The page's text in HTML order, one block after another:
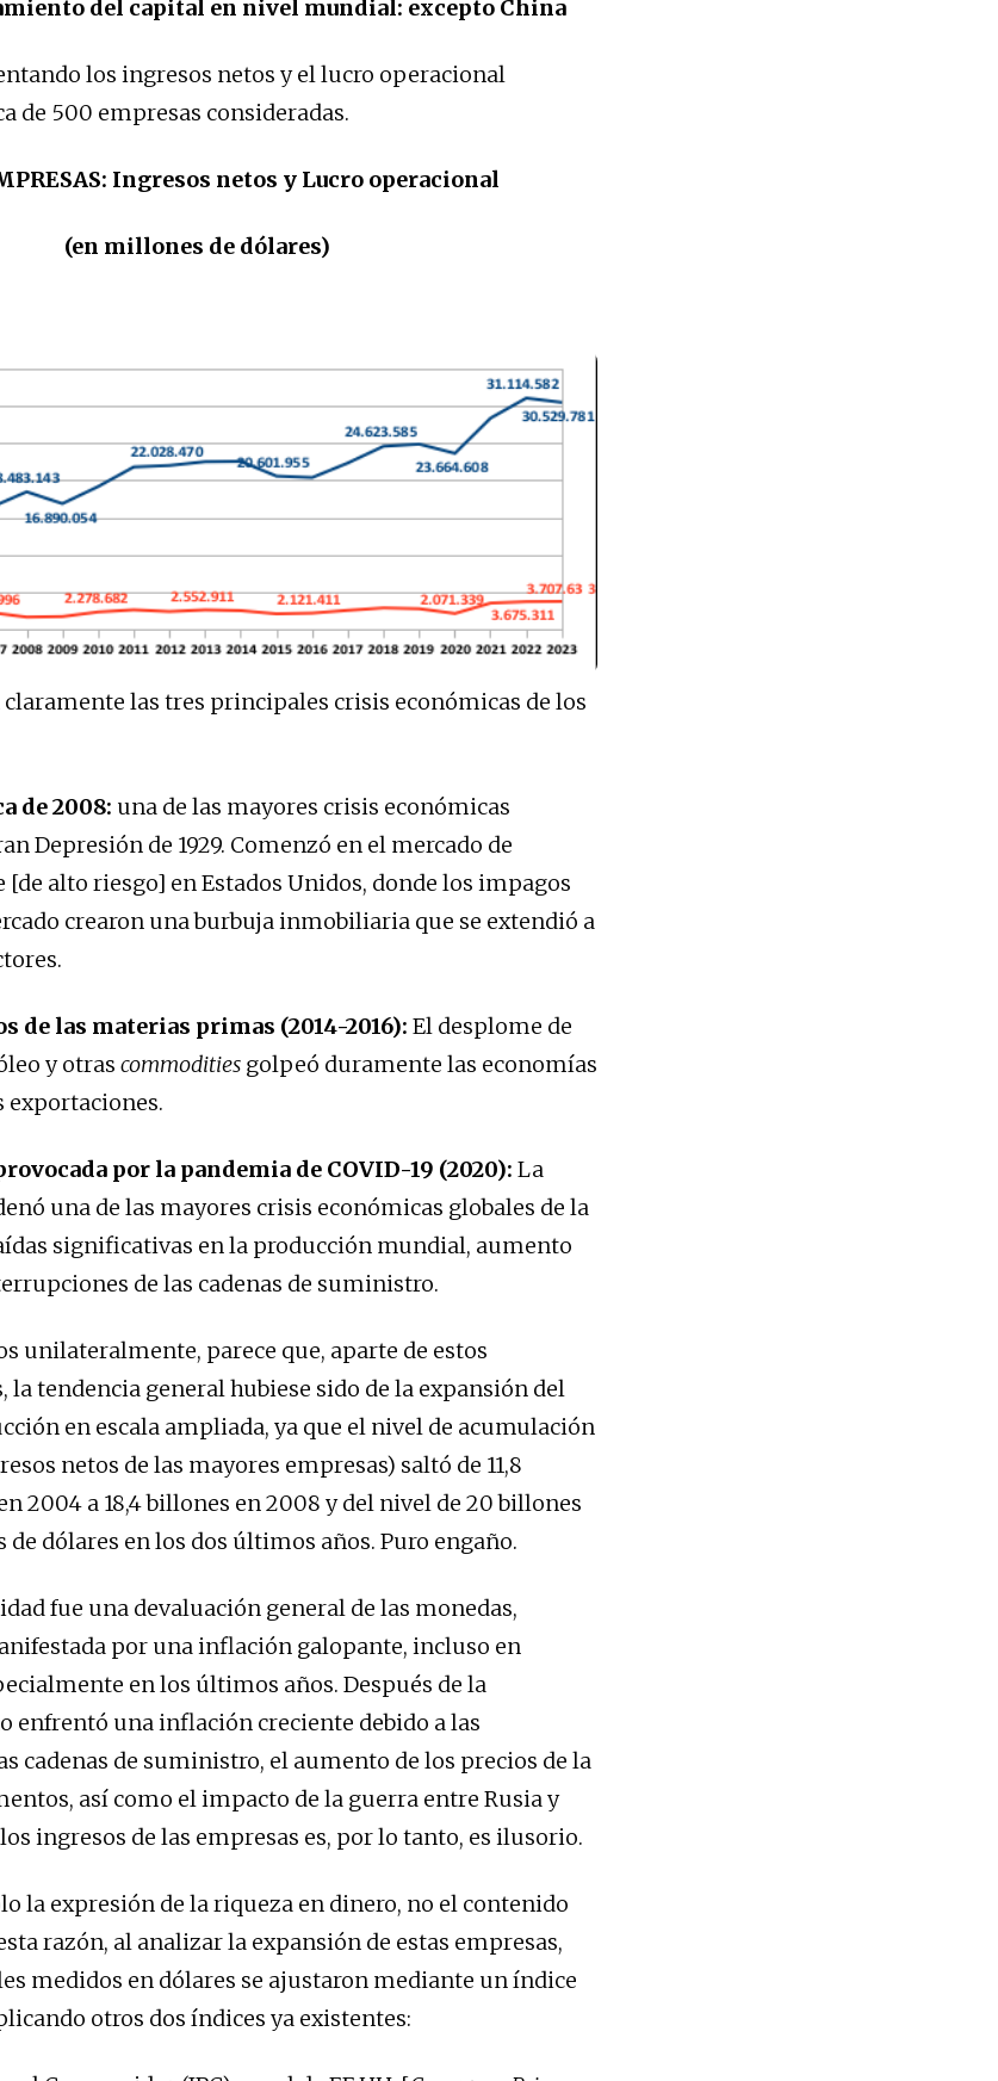
del capital en nivel mundial: excepto China
los ingresos netos y el lucro operacional
de 500 empresas consideradas.
Ingresos netos y Lucro operacional
(en millones de dólares)
las tres principales crisis económicas de los
de 2008: una de las mayores crisis económicas
Depresión de 1929. Comenzó en el mercado de
alto riesgo] en Estados Unidos, donde los impagos
crearon una burbuja inmobiliaria que se extendió a
de las materias primas (2014-2016): El desplome de
y otras commodities golpeó duramente las economías
exportaciones.
por la pandemia de COVID-19 (2020): La
una de las mayores crisis económicas globales de la
significativas en la producción mundial, aumento
de las cadenas de suministro.
unilateralmente, parece que, aparte de estos
la tendencia general hubiese sido de la expansión del
en escala ampliada, ya que el nivel de acumulación
netos de las mayores empresas) saltó de 11,8
2004 a 18,4 billones en 2008 y del nivel de 20 billones
de dólares en los dos últimos años. Puro engaño.
fue una devaluación general de las monedas,
por una inflación galopante, incluso en
en los últimos años. Después de la
enfrentó una inflación creciente debido a las
cadenas de suministro, el aumento de los precios de la
así como el impacto de la guerra entre Rusia y
ingresos de las empresas es, por lo tanto, es ilusorio.
la expresión de la riqueza en dinero, no el contenido
razón, al analizar la expansión de estas empresas,
medidos en dólares se ajustaron mediante un índice
otros dos índices ya existentes: